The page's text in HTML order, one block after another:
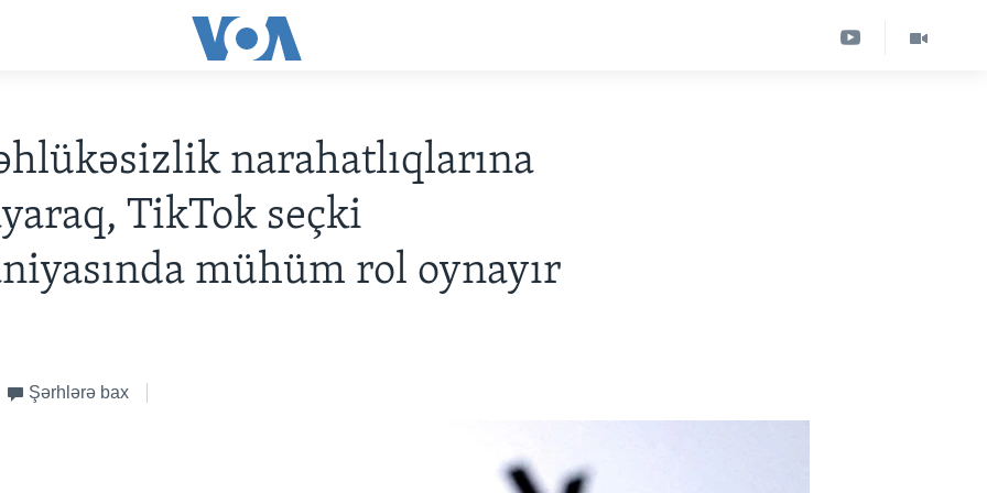
narahatlıqlarına
TikTok seçki
mühüm rol oynayır
Şərhlərə bax